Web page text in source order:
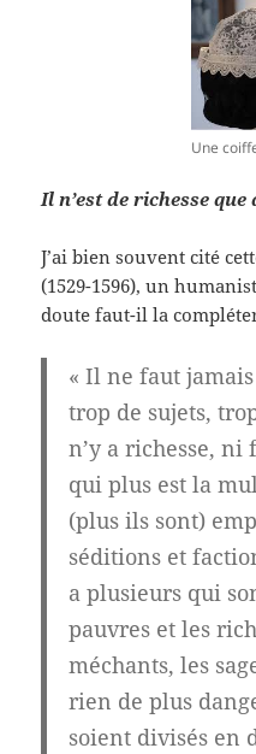
Une
Il n’est de richesse que
J’ai bien souvent cité
(1529-1596), un
doute faut-il la
« Il ne faut
trop de sujets,
n’y a richesse, ni
qui plus est la
(plus ils sont)
séditions et
a plusieurs qui
pauvres et les
méchants, les
rien de plus
soient divisés en